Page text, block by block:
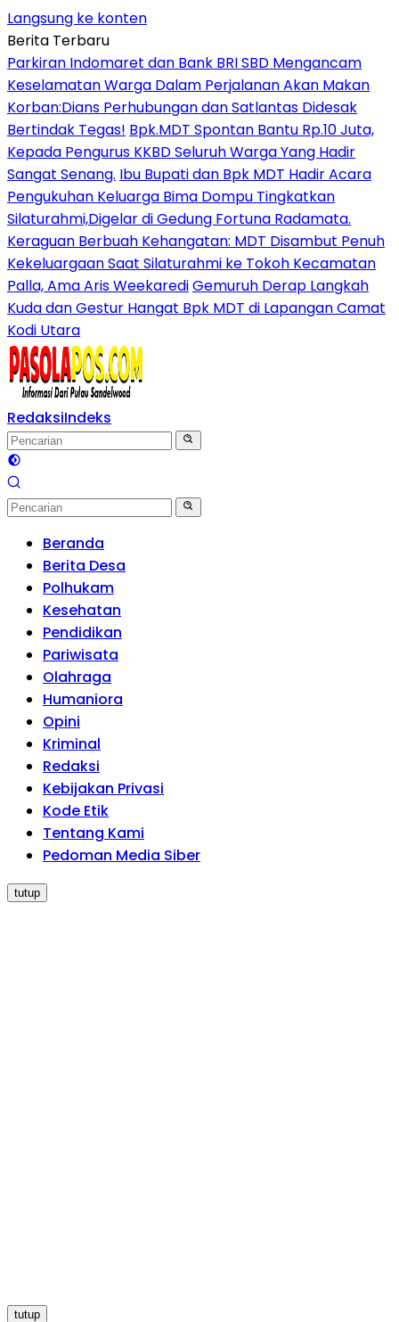
Langsung ke konten
Berita Terbaru
Parkiran Indomaret dan Bank BRI SBD Mengancam
Keselamatan Warga Dalam Perjalanan Akan Makan
Korban:Dians Perhubungan dan Satlantas Didesak
Bertindak Tegas! Bpk.MDT Spontan Bantu Rp.10 Juta,
Kepada Pengurus KKBD Seluruh Warga Yang Hadir
Sangat Senang. Ibu Bupati dan Bpk MDT Hadir Acara
Pengukuhan Keluarga Bima Dompu Tingkatkan
Silaturahmi,Digelar di Gedung Fortuna Radamata.
Keraguan Berbuah Kehangatan: MDT Disambut Penuh
Kekeluargaan Saat Silaturahmi ke Tokoh Kecamatan
Palla, Ama Aris WeekarediGemuruh Derap Langkah
Kuda dan Gestur Hangat Bpk MDT di Lapangan Camat
Kodi Utara
RedaksiIndeks
Beranda
Berita Desa
Polhukam
Kesehatan
Pendidikan
Pariwisata
Olahraga
Humaniora
Opini
Kriminal
Redaksi
Kebijakan Privasi
Kode Etik
Tentang Kami
Pedoman Media Siber
tutup
tutup